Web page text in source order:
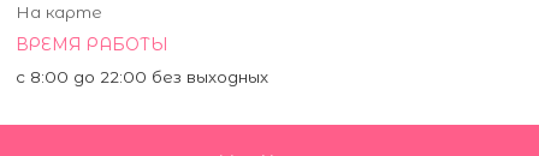
На карте
ВРЕМЯ РАБОТЫ
с 8:00 до 22:00 без выходных